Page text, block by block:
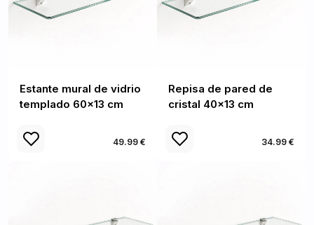
Estante mural de vidrio
templado 60x13 cm
49.99 €
Repisa de pared de
cristal 40x13 cm
34.99 €